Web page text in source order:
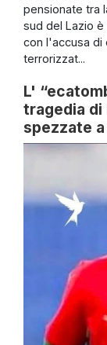
pensionate tra
sud del Lazio è
con l'accusa di
terrorizzat...
L'
tragedia
spezzate